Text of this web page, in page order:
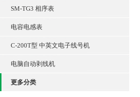
SM-TG3 相序表
电容电感表
C-200T型 中英文电子线号机
电脑自动剥线机
更多分类